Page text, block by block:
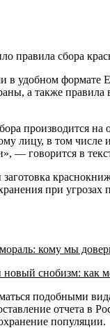
в удобном формате
а также
производится
лицу, в том числе
— говорится в
при угрозах
кому мы
новый снобизм: как
подобными
отчета в
популяции.